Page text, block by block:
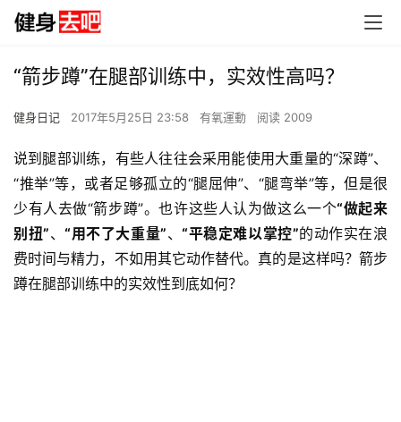
“箭步蹲”在腿部训练中，实效性高吗？
健身日记 2017年5月25日 23:58 有氧運動 阅读 2009
说到腿部训练，有些人往往会采用能使用大重量的“深蹲”、
“推举”等，或者足够孤立的“腿屈伸”、“腿弯举”等，但是很
少有人去做“箭步蹲”。也许这些人认为做这么一个“做起来
别扭”、“用不了大重量”、“平稳定难以掌控”的动作实在浪
费时间与精力，不如用其它动作替代。真的是这样吗？箭步
蹲在腿部训练中的实效性到底如何？